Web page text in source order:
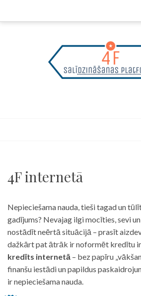
4F internetā
Nepieciešama nauda, tieši tagad un
gadījums? Nevajag ilgi mocīties, sevi
nostādīt neērtā situācijā – prasīt
dažkārt pat ātrāk ir noformēt kredītu
kredīts internetā – bez papīru
finanšu iestādi un papildus
ir nepieciešama nauda.